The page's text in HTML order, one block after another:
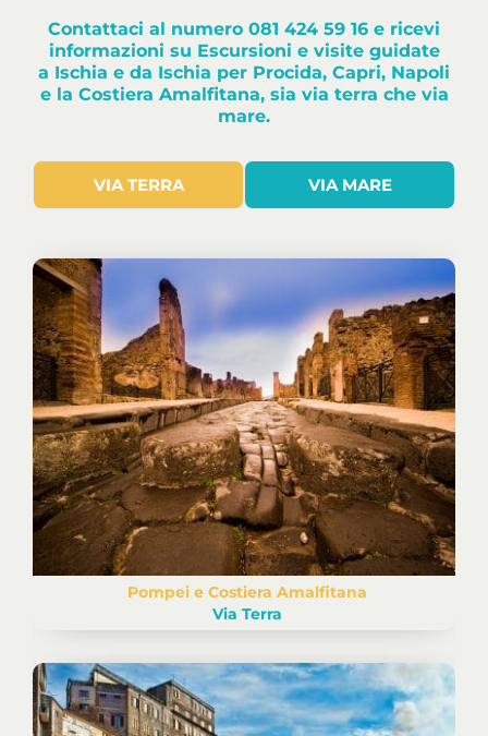
Contattaci al numero 081 424 59 16 e ricevi
informazioni su Escursioni e visite guidate
a Ischia e da Ischia per Procida, Capri, Napoli
e la Costiera Amalfitana, sia via terra che via
mare.
VIA TERRA VIA MARE
Pompei e Costiera Amalfitana
Via Terra